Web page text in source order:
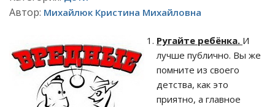
Автор: Михайлюк Кристина Михайловна
Ругайте ребёнка. И
лучше публично. Вы же
помните из своего
детства, как это
приятно, а главное